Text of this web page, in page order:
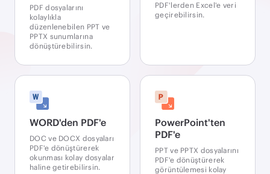
PDF dosyalarını
kolaylıkla
düzenlenebilen PPT ve
PPTX sunumlarına
dönüştürebilirsin.
PDF'lerden Excel'e veri
geçirebilirsin.
WORD'den PDF'e
DOC ve DOCX dosyaları
PDF'e dönüştürerek
okunması kolay dosyalar
haline getirebilirsin.
PowerPoint'ten
PDF'e
PPT ve PPTX dosyalarını
PDF'e dönüştürerek
görüntülemesi kolay